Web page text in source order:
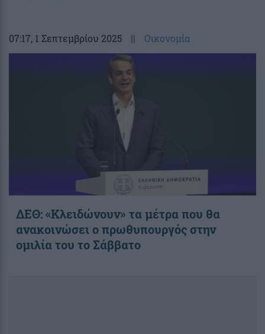
07:17, 1 Σεπτεμβρίου 2025 || Οικονομία
ΔΕΘ: «Κλειδώνουν» τα μέτρα που θα
ανακοινώσει ο πρωθυπουργός στην
ομιλία του το Σάββατο